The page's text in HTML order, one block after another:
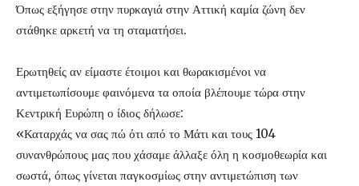
Όπως εξήγησε στην πυρκαγιά στην Αττική καμία ζώνη δεν
στάθηκε αρκετή να τη σταματήσει.
Ερωτηθείς αν είμαστε έτοιμοι και θωρακισμένοι να
αντιμετωπίσουμε φαινόμενα τα οποία βλέπουμε τώρα στην
Κεντρική Ευρώπη ο ίδιος δήλωσε:
«Καταρχάς να σας πώ ότι από το Μάτι και τους 104
συνανθρώπους μας που χάσαμε άλλαξε όλη η κοσμοθεωρία και
σωστά, όπως γίνεται παγκοσμίως στην αντιμετώπιση των